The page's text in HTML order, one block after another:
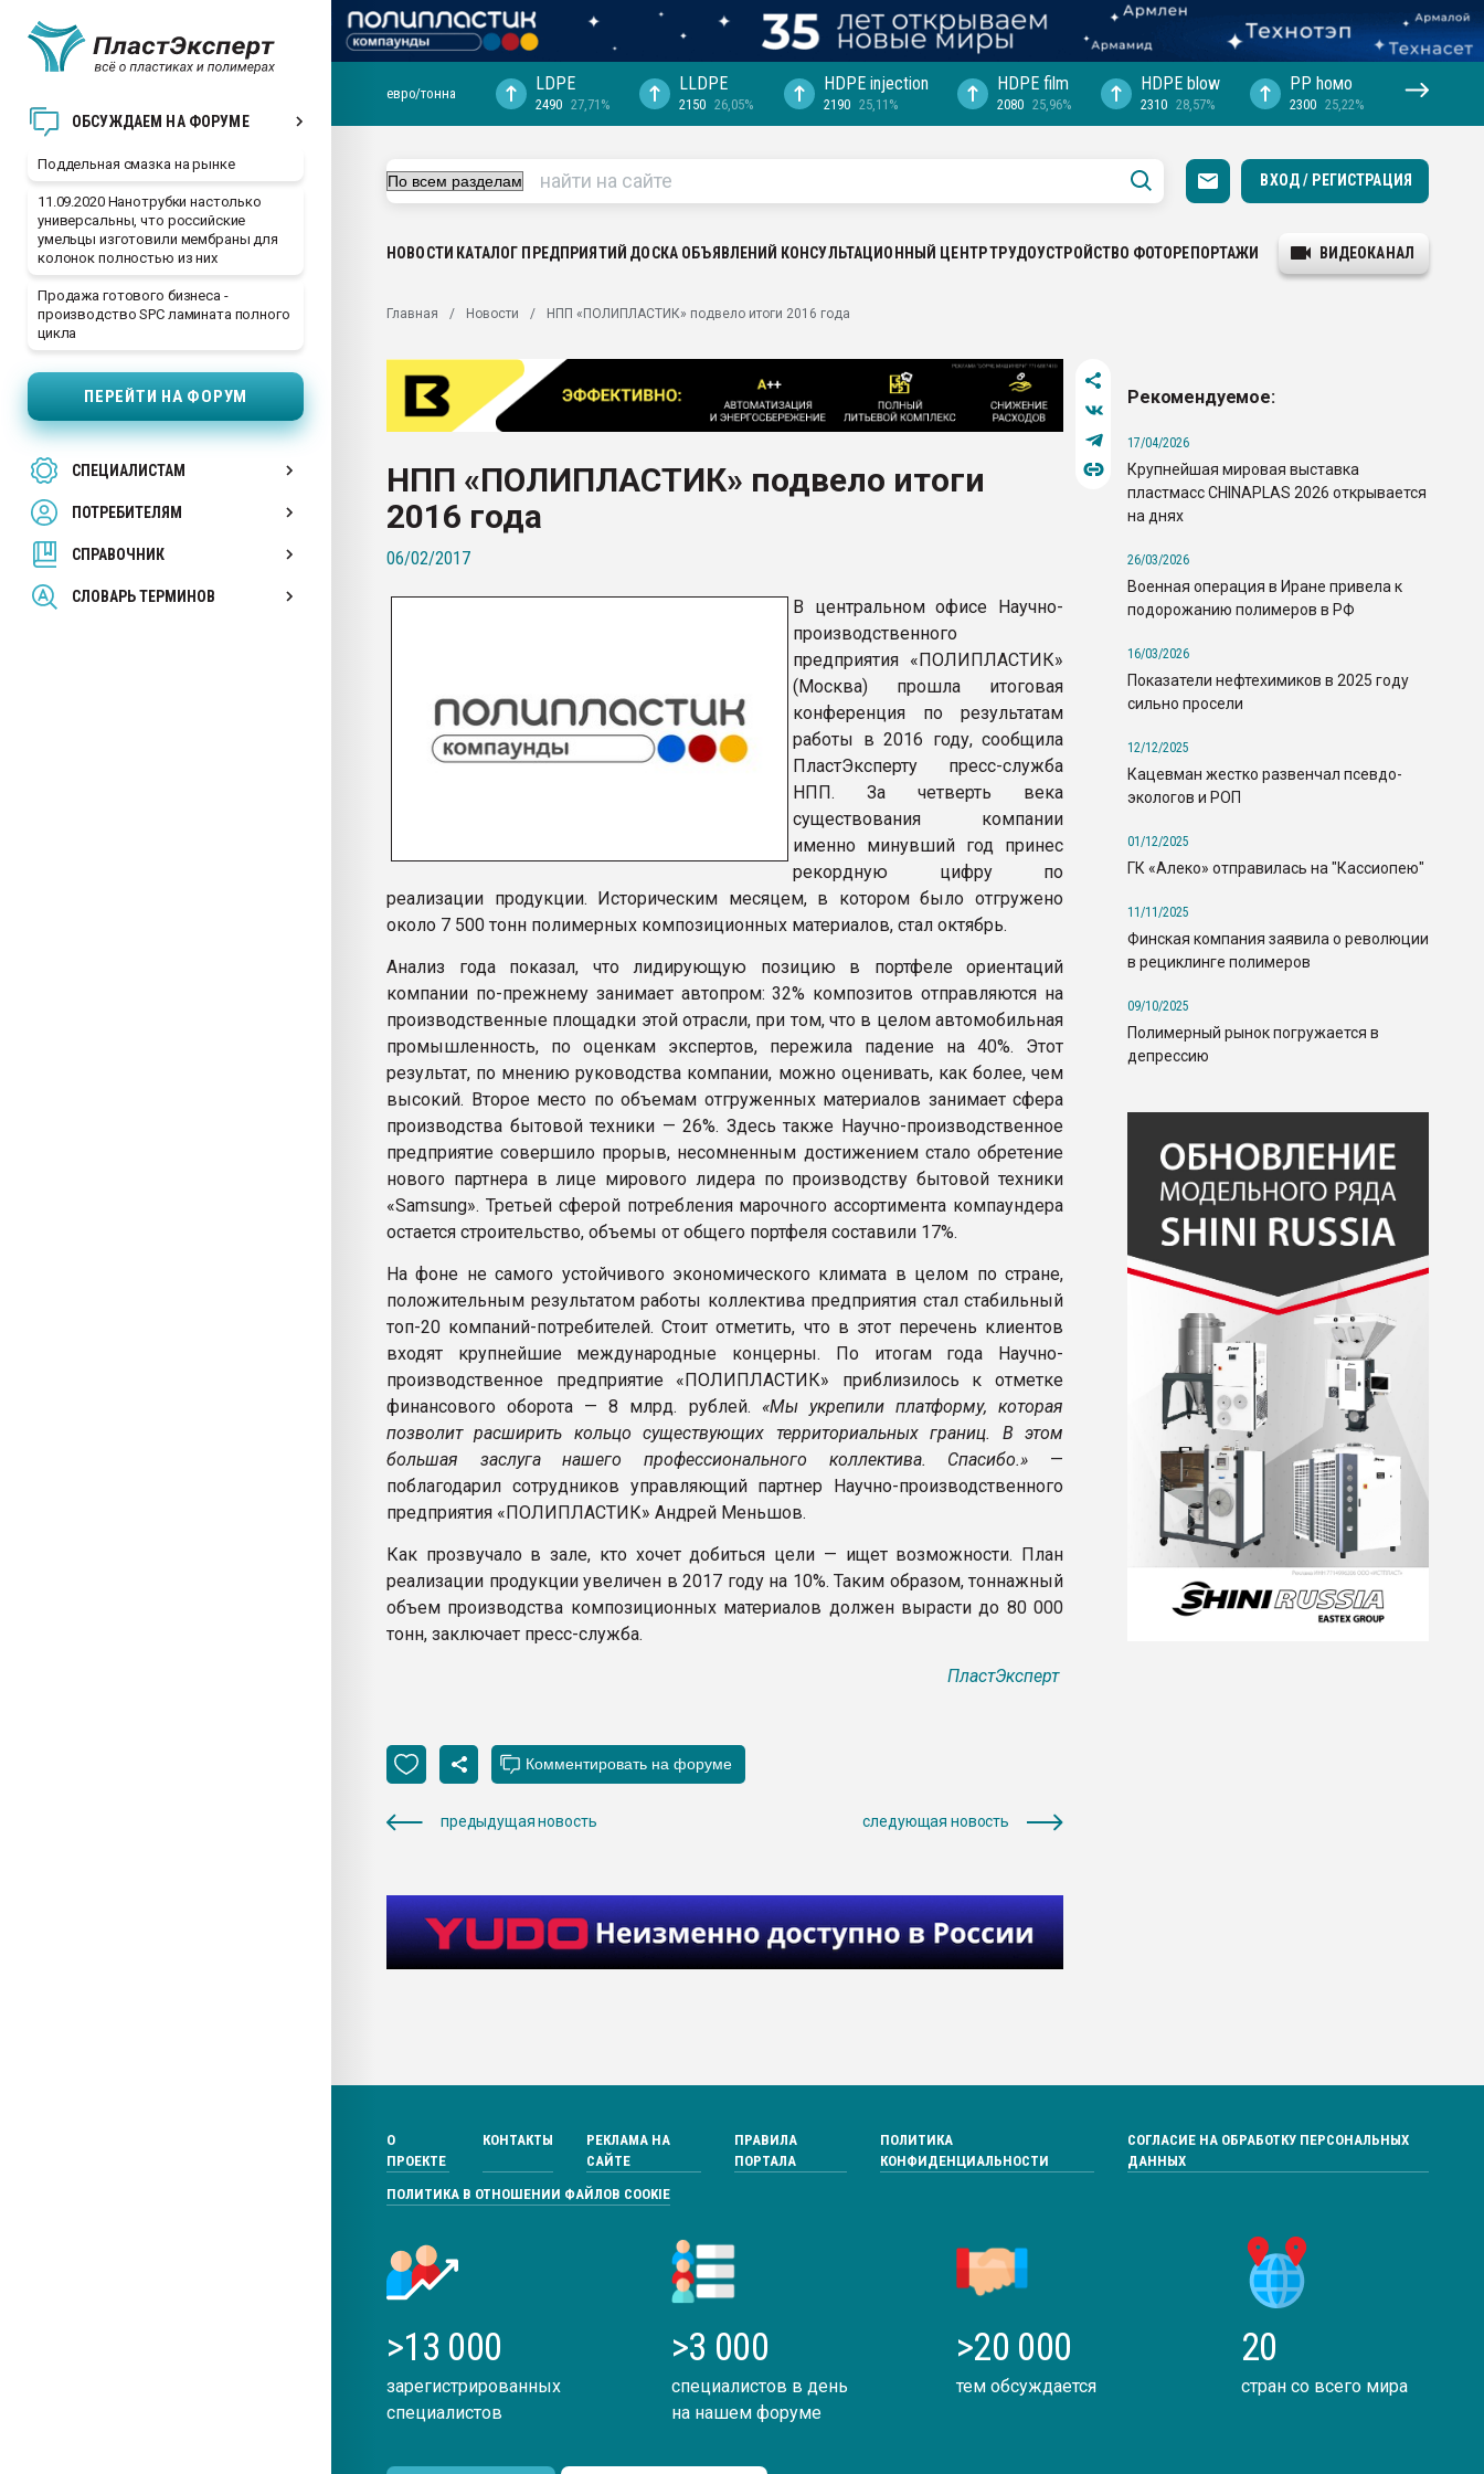
ОБСУЖДАЕМ НА ФОРУМЕ
Поддельная смазка на рынке
11.09.2020 Нанотрубки настолько
универсальны, что российские
умельцы изготовили мембраны для
колонок полностью из них
Продажа готового бизнеса -
производство SPC ламината полного
цикла
ПЕРЕЙТИ НА ФОРУМ
СПЕЦИАЛИСТАМ
ПОТРЕБИТЕЛЯМ
СПРАВОЧНИК
СЛОВАРЬ ТЕРМИНОВ
ближайшее подмосковье, с.-в.
Подмосковье, Москва
первый план в переработке
28.07.2026 "Технониколь" довольна
Всё, что касается выдува ПЭТ
Материал поверхности пуансона для
Продам отходы Композиция
поликарбоната и АБС-пластика
Armaloy PC/ABS-1IM черный цвет
евро/тонна LDPE
2490 27,71%
LLDPE
2150 26,05%
HDPE injection
2190 25,11%
HDPE film
2080 25,96%
HDPE blow
2310 28,57%
PP hомо
2300 25,22%
ВХОД / РЕГИСТРАЦИЯ
НОВОСТИ КАТАЛОГ ПРЕДПРИЯТИЙ ДОСКА ОБЪЯВЛЕНИЙ КОНСУЛЬТАЦИОННЫЙ ЦЕНТРТРУДОУСТРОЙСТВО ФОТОРЕПОРТАЖИ ВИДЕОКАНАЛ
Главная Новости НПП «ПОЛИПЛАСТИК» подвело итоги 2016 года
НПП «ПОЛИПЛАСТИК» подвело итоги
2016 года
06/02/2017
В центральном офисе Научно-
производственного
предприятия «ПОЛИПЛАСТИК»
(Москва) прошла итоговая
конференция по результатам
работы в 2016 году, сообщила
ПластЭксперту пресс-служба
НПП. За четверть века
существования компании
именно минувший год принес
рекордную цифру по
реализации продукции. Историческим месяцем, в котором было отгружено
около 7 500 тонн полимерных композиционных материалов, стал октябрь.
Анализ года показал, что лидирующую позицию в портфеле ориентаций
компании по-прежнему занимает автопром: 32% композитов отправляются на
производственные площадки этой отрасли, при том, что в целом автомобильная
промышленность, по оценкам экспертов, пережила падение на 40%. Этот
результат, по мнению руководства компании, можно оценивать, как более, чем
высокий. Второе место по объемам отгруженных материалов занимает сфера
производства бытовой техники — 26%. Здесь также Научно-производственное
предприятие совершило прорыв, несомненным достижением стало обретение
нового партнера в лице мирового лидера по производству бытовой техники
«Samsung». Третьей сферой потребления марочного ассортимента компаундера
остается строительство, объемы от общего портфеля составили 17%.
На фоне не самого устойчивого экономического климата в целом по стране,
положительным результатом работы коллектива предприятия стал стабильный
топ-20 компаний-потребителей. Стоит отметить, что в этот перечень клиентов
входят крупнейшие международные концерны. По итогам года Научно-
производственное предприятие «ПОЛИПЛАСТИК» приблизилось к отметке
финансового оборота — 8 млрд. рублей. «Мы укрепили платформу, которая
позволит расширить кольцо существующих территориальных границ. В этом
большая заслуга нашего профессионального коллектива. Спасибо.» —
поблагодарил сотрудников управляющий партнер Научно-производственного
предприятия «ПОЛИПЛАСТИК» Андрей Меньшов.
Как прозвучало в зале, кто хочет добиться цели — ищет возможности. План
реализации продукции увеличен в 2017 году на 10%. Таким образом, тоннажный
объем производства композиционных материалов должен вырасти до 80 000
тонн, заключает пресс-служба.
ПластЭксперт
предыдущая новость следующая новость
Рекомендуемое:
17/04/2026
Крупнейшая мировая выставка
пластмасс CHINAPLAS 2026 открывается
на днях
26/03/2026
Военная операция в Иране привела к
подорожанию полимеров в РФ
16/03/2026
Показатели нефтехимиков в 2025 году
сильно просели
12/12/2025
Кацевман жестко развенчал псевдо-
экологов и РОП
01/12/2025
ГК «Алеко» отправилась на "Кассиопею"
11/11/2025
Финская компания заявила о революции
в рециклинге полимеров
09/10/2025
Полимерный рынок погружается в
депрессию
О
ПРОЕКТЕ
КОНТАКТЫ
РЕКЛАМА НА
САЙТЕ
ПРАВИЛА
ПОРТАЛА
ПОЛИТИКА
КОНФИДЕНЦИАЛЬНОСТИ
СОГЛАСИЕ НА ОБРАБОТКУ ПЕРСОНАЛЬНЫХ
ДАННЫХ
ПОЛИТИКА В ОТНОШЕНИИ ФАЙЛОВ COOKIE
>13 000
зарегистрированных
специалистов
>3 000
специалистов в день
на нашем форуме
>20 000
тем обсуждается
20
стран со всего мира